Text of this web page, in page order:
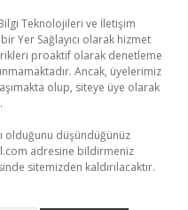
Teknolojileri ve İletişim
Yer Sağlayıcı olarak hizmet
proaktif olarak denetleme
Ancak, üyelerimiz
olup, siteye üye olarak
olduğunu düşündüğünüz
adresine bildirmeniz
sitemizden kaldırılacaktır.